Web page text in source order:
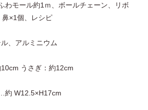
わモール約1ｍ、ボールチェーン、リボ
鼻×1個、レシピ
、アルミニウム
うさぎ：約12cm
約 W12.5×H17cm